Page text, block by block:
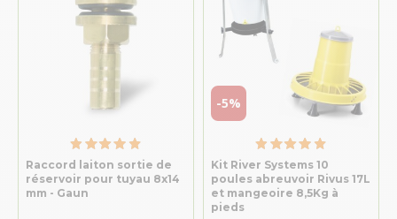
Raccord laiton sortie de
réservoir pour tuyau 8x14
mm - Gaun
-5%
Kit River Systems 10
poules abreuvoir Rivus 17L
et mangeoire 8,5Kg à
pieds